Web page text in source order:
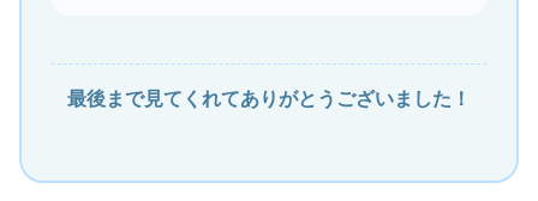
最後まで見てくれてありがとうございました！